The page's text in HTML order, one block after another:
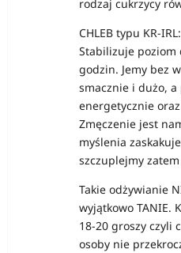
rodzaj cukrzycy
CHLEB typu KR-IRL:
Stabilizuje poziom
godzin. Jemy bez
smacznie i dużo,
energetycznie
Zmęczenie jest
myślenia
szczuplejmy zatem
Takie odżywianie
wyjątkowo TANIE.
18-20 groszy czyli
osoby nie